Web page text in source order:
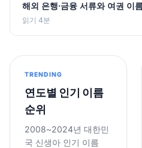
해외 은행·금융 서류와 여권 이
읽기 4분
TRENDING
연도별 인기 이름
순위
2008~2024년 대한민
국 신생아 인기 이름